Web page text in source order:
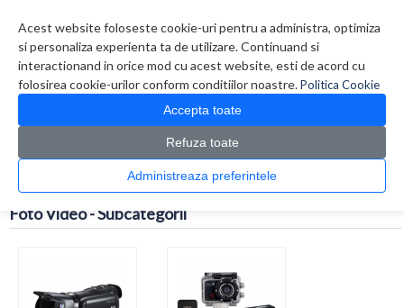
Acest website foloseste cookie-uri pentru a administra, optimiza
si personaliza experienta ta de utilizare. Continuand si
interactionand in orice mod cu acest website, esti de acord cu
folosirea cookie-urilor conform conditiilor noastre.Politica Cookie
Accepta toate
Refuza toate
Administreaza preferintele
0 produs(e)
CATALOG PRODUSE
Foto Video
Foto Video - Subcategorii